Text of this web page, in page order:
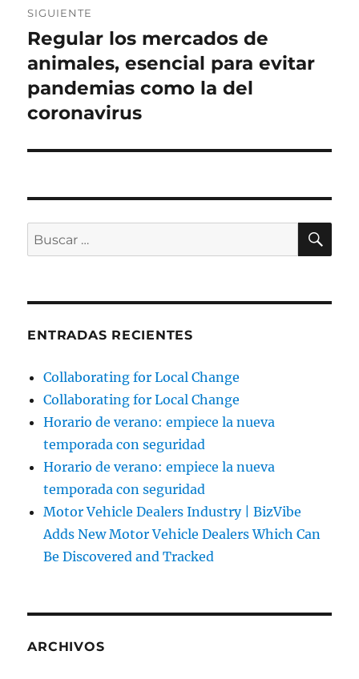
SIGUIENTE
Entrada
siguiente:
Regular los mercados de
animales, esencial para evitar
pandemias como la del
coronavirus
Buscar
por:
ENTRADAS RECIENTES
Collaborating for Local Change
Collaborating for Local Change
Horario de verano: empiece la nueva
temporada con seguridad
Horario de verano: empiece la nueva
temporada con seguridad
Motor Vehicle Dealers Industry | BizVibe
Adds New Motor Vehicle Dealers Which Can
Be Discovered and Tracked
ARCHIVOS